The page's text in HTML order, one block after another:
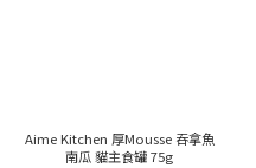
Aime Kitchen 厚Mousse 吞拿魚
南瓜 貓主食罐 75g